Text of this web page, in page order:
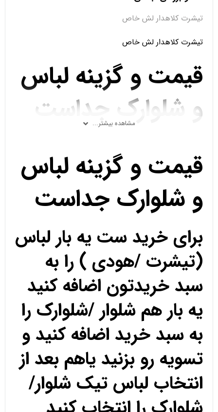
تیشرت کلاهدار لش خاص
تیشرت کلاهدار لش خاص
قیمت و گزینه لباس
و شلوارک جداست
مشاهده بیشتر...
قیمت و گزینه لباس
و شلوارک جداست
برای خرید ست یه بار لباس
(تیشرت /هودی ) را به
سبد خریدتون اضافه کنید
یه بار هم شلوار /شلوارک را
به سبد خرید اضافه کنید و
تسویه رو بزنید یاهم بعد از
انتخاب لباس تیک شلوار/